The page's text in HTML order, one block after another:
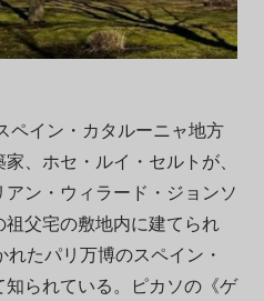
ペイン・カタルーニャ地方
、ホセ・ルイ・セルトが、
ン・ウィラード・ジョンソ
父宅の敷地内に建てられ
たパリ万博のスペイン・
られている。ピカソの《ゲ